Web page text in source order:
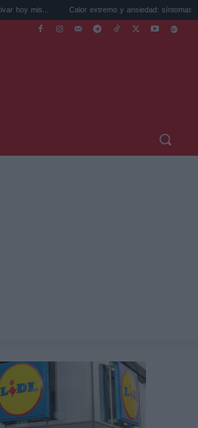
Calor extremo y ansiedad: síntomas idénticos que